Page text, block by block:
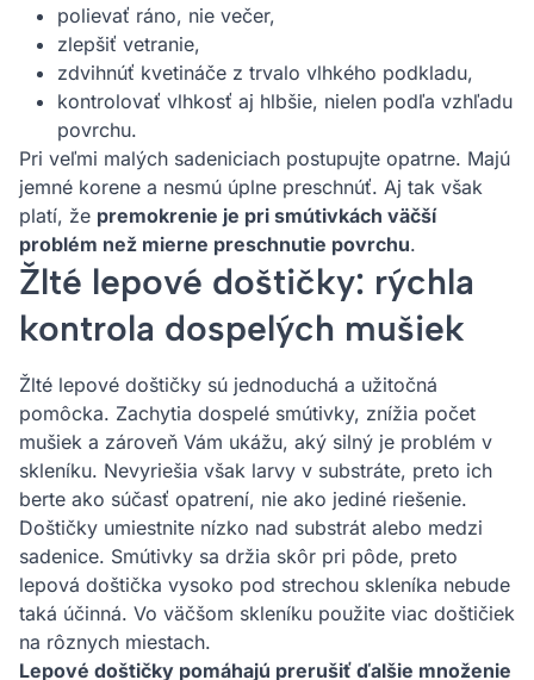
polievať ráno, nie večer,
zlepšiť vetranie,
zdvihnúť kvetináče z trvalo vlhkého podkladu,
kontrolovať vlhkosť aj hlbšie, nielen podľa vzhľadu
povrchu.
Pri veľmi malých sadeniciach postupujte opatrne. Majú
jemné korene a nesmú úplne preschnúť. Aj tak však
platí, že premokrenie je pri smútivkách väčší
problém než mierne preschnutie povrchu.
Žlté lepové doštičky: rýchla
kontrola dospelých mušiek
Žlté lepové doštičky sú jednoduchá a užitočná
pomôcka. Zachytia dospelé smútivky, znížia počet
mušiek a zároveň Vám ukážu, aký silný je problém v
skleníku. Nevyriešia však larvy v substráte, preto ich
berte ako súčasť opatrení, nie ako jediné riešenie.
Doštičky umiestnite nízko nad substrát alebo medzi
sadenice. Smútivky sa držia skôr pri pôde, preto
lepová doštička vysoko pod strechou skleníka nebude
taká účinná. Vo väčšom skleníku použite viac doštičiek
na rôznych miestach.
Lepové doštičky pomáhajú prerušiť ďalšie množenie